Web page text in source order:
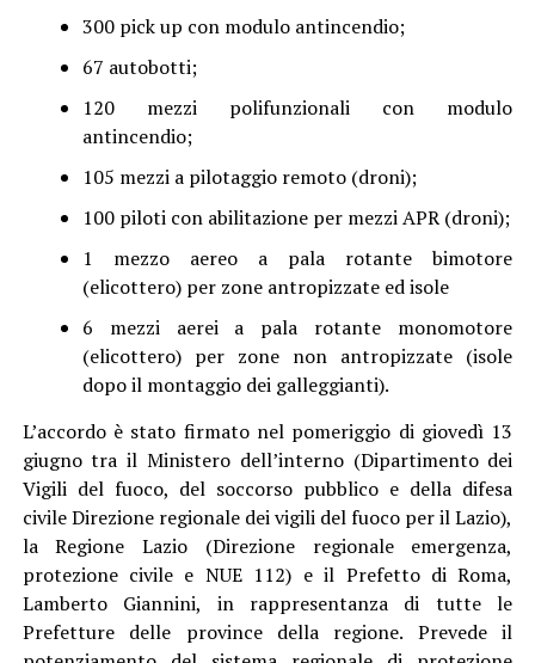
300 pick up con modulo antincendio;
67 autobotti;
120 mezzi polifunzionali con modulo
antincendio;
105 mezzi a pilotaggio remoto (droni);
100 piloti con abilitazione per mezzi APR (droni);
1 mezzo aereo a pala rotante bimotore
(elicottero) per zone antropizzate ed isole
6 mezzi aerei a pala rotante monomotore
(elicottero) per zone non antropizzate (isole
dopo il montaggio dei galleggianti).
L’accordo è stato firmato nel pomeriggio di giovedì 13
giugno tra il Ministero dell’interno (Dipartimento dei
Vigili del fuoco, del soccorso pubblico e della difesa
civile Direzione regionale dei vigili del fuoco per il Lazio),
la Regione Lazio (Direzione regionale emergenza,
protezione civile e NUE 112) e il Prefetto di Roma,
Lamberto Giannini, in rappresentanza di tutte le
Prefetture delle province della regione. Prevede il